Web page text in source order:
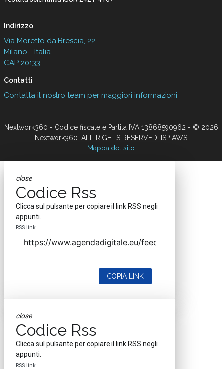
Indirizzo
Via Moretto da Brescia, 22
Milano - Italia
CAP 20133
Contatti
Contatta il nostro team per maggiori informazioni
Nextwork360 - Codice fiscale e Partita IVA 13868590962 - © 2026
Nextwork360. ALL RIGHTS RESERVED. ISP AWS
Mappa del sito
close
Codice Rss
Clicca sul pulsante per copiare il link RSS negli
appunti.
RSS link
COPIA LINK
close
Codice Rss
Clicca sul pulsante per copiare il link RSS negli
appunti.
RSS link